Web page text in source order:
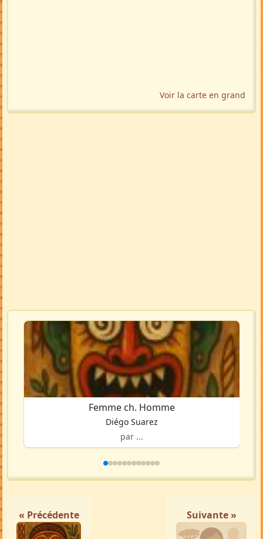
Voir la carte en grand
Femme ch. Homme
Diégo Suarez
par ...
« Précédente Suivante »